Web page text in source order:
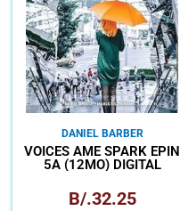
DANIEL BARBER
VOICES AME SPARK EPIN
5A (12MO) DIGITAL
B/.32.25